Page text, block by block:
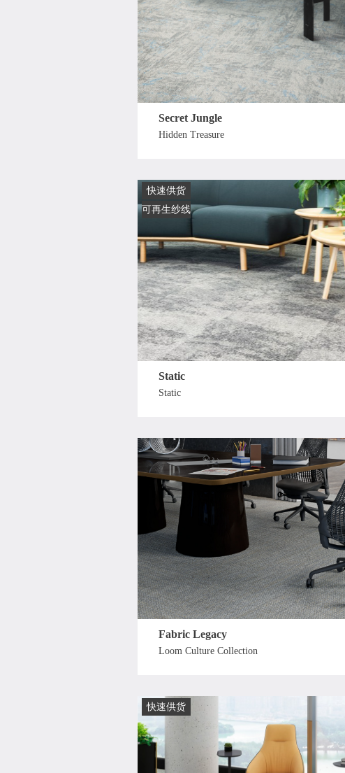
Secret Jungle
Hidden Treasure
快速供货
可再生纱线
Static
Static
Fabric Legacy
Loom Culture Collection
快速供货